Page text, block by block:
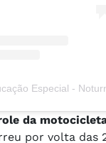
da
por volta das